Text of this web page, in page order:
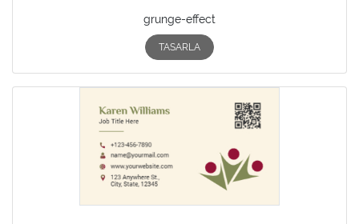
grunge-effect
TASARLA